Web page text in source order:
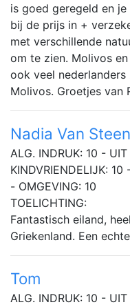
is goed geregeld en
bij de prijs in +
met verschillende
om te zien. Molivos
ook veel
Molivos. Groetjes van
Nadia Van
ALG. INDRUK: 10 -
KINDVRIENDELIJK:
- OMGEVING: 10
TOELICHTING:
Fantastisch eiland,
Griekenland. Een
Tom
ALG. INDRUK: 10 -